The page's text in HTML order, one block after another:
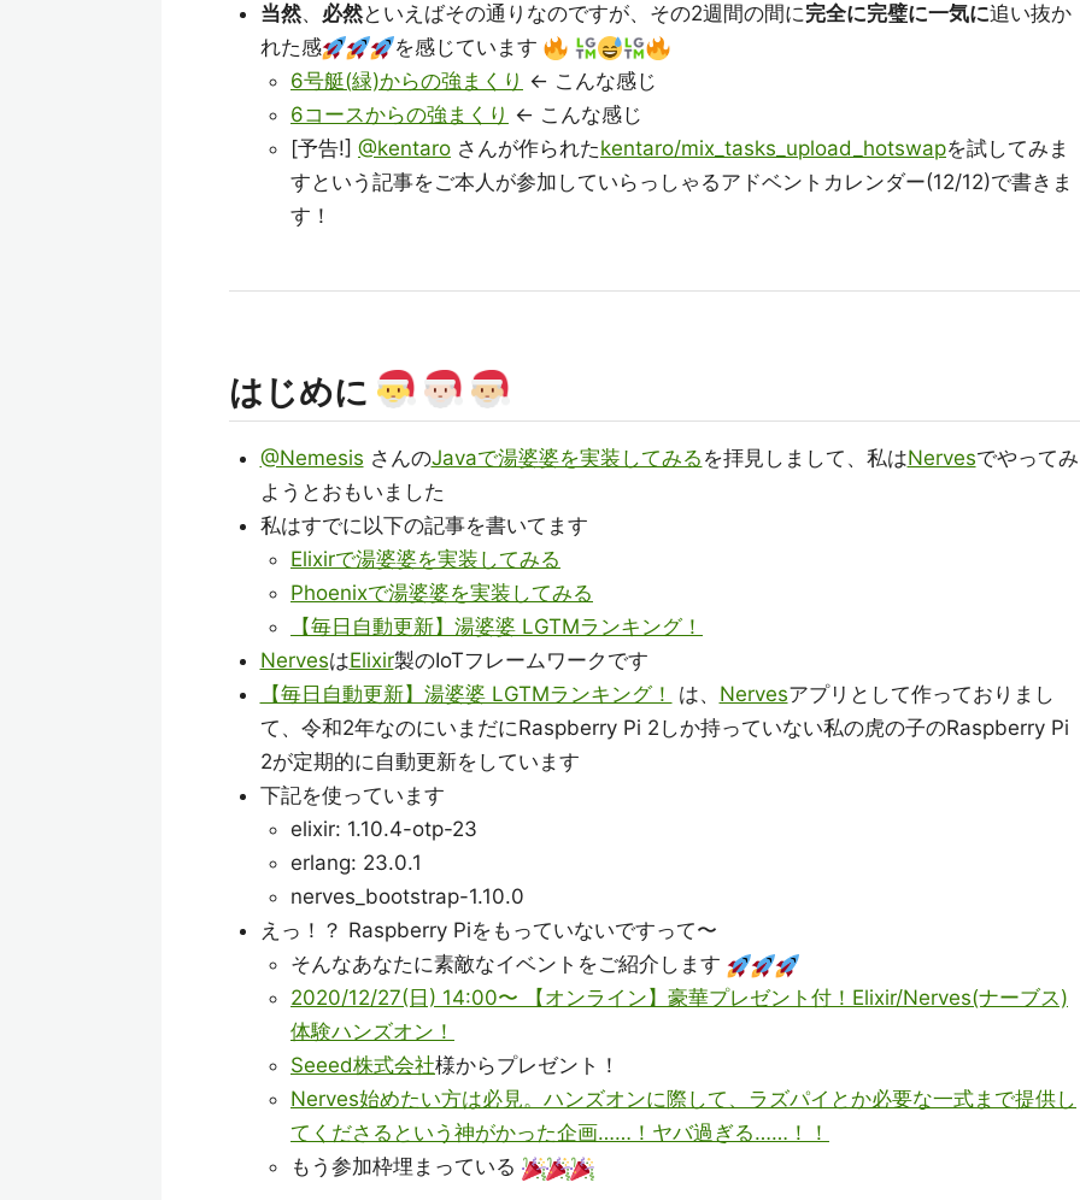
当然、 必然といえばその通りなのですが、その2週間の間に完全に完璧に一気に追い抜か
れた感
を感じています
6号艇(緑)からの強まくり ← こんな感じ
6コースからの強まくり ← こんな感じ
[予告!] @kentaro さんが作られたkentaro/mix_tasks_upload_hotswapを試してみま
すという記事をご本人が参加していらっしゃるアドベントカレンダー(12/12)で書きま
す！
はじめに
@Nemesis さんのJavaで湯婆婆を実装してみる を拝見しまして、私はNervesでやってみ
ようとおもいました
私はすでに以下の記事を書いてます
Elixirで湯婆婆を実装してみる
Phoenixで湯婆婆を実装してみる
【毎日自動更新】湯婆婆 LGTMランキング！
NervesはElixir製のIoTフレームワークです
【毎日自動更新】湯婆婆 LGTMランキング！
は、 Nervesアプリとして作っておりまし
て、令和2年なのにいまだにRaspberry Pi 2しか持っていない私の虎の子のRaspberry Pi
2が定期的に自動更新をしています
下記を使っています
elixir: 1.10.4-otp-23
erlang: 23.0.1
nerves_bootstrap-1.10.0
えっ！？ Raspberry Piをもっていないですって〜
そんなあなたに素敵なイベントをご紹介します
2020/12/27(日) 14:00〜 【オンライン】豪華プレゼント付！Elixir/Nerves(ナーブス)
体験ハンズオン！
Seeed株式会社様からプレゼント！
Nerves始めたい方は必見。ハンズオンに際して、ラズパイとか必要な一式まで提供し
てくださるという神がかった企画……！ヤバ過ぎる……！！
もう参加枠埋まっている